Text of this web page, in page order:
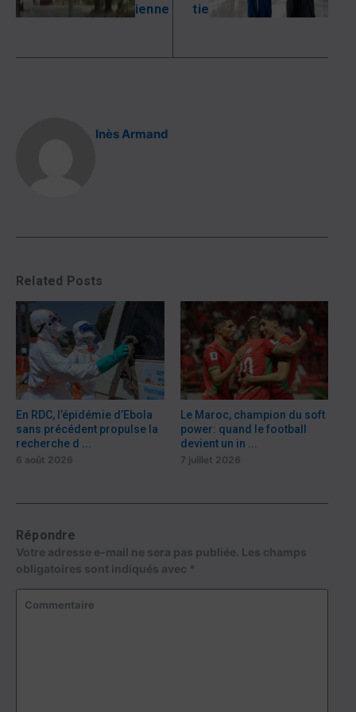
ienne
tie
Inès Armand
Related Posts
En RDC, l’épidémie d’Ebola
sans précédent propulse la
recherche d ...
6 août 2026
Le Maroc, champion du soft
power: quand le football
devient un in ...
7 juillet 2026
Répondre
Votre adresse e-mail ne sera pas publiée. Les champs
obligatoires sont indiqués avec *